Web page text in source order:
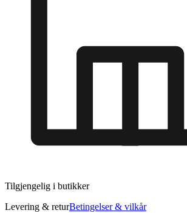
Tilgjengelig i butikker
Levering & returBetingelser & vilkår